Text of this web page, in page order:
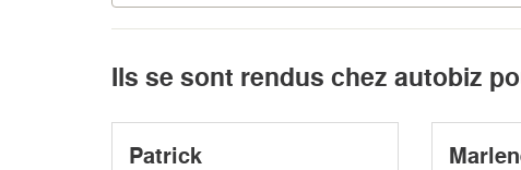
Ils se sont rendus chez autobiz
Patrick